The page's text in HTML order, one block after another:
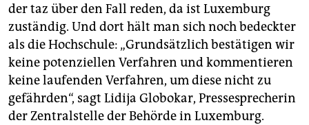
der taz über den Fall reden, da ist Luxemburg
zuständig. Und dort hält man sich noch bedeckter
als die Hochschule: „Grundsätzlich bestätigen wir
keine potenziellen Verfahren und kommentieren
keine laufenden Verfahren, um diese nicht zu
gefährden“, sagt Lidija Globokar, Pressesprecherin
der Zentralstelle der Behörde in Luxemburg.